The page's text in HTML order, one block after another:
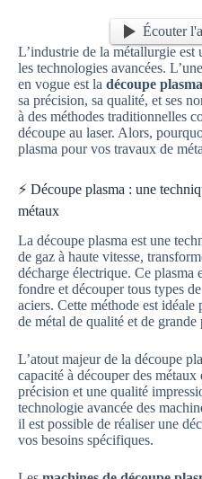
Écouter
L’industrie de la métallurgie est
les technologies avancées.
en vogue est la découpe plasma
sa précision, sa qualité, et ses
à des méthodes traditionnelles
découpe au laser. Alors,
plasma pour vos travaux de
⚡ Découpe plasma : une
métaux
La découpe plasma est une
de gaz à haute vitesse,
décharge électrique. Ce plasma
fondre et découper tous types
aciers. Cette méthode est idéale
de métal de qualité et de grande
L’atout majeur de la découpe
capacité à découper des métaux
précision et une qualité
technologie avancée des
il est possible de réaliser une
vos besoins spécifiques.